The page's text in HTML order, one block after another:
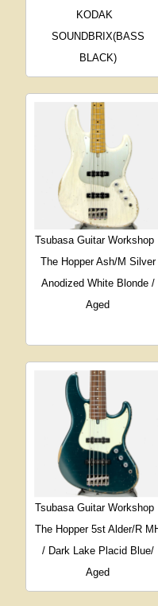
KODAK
SOUNDBRIX(BASS
BLACK)
Tsubasa Guitar Workshop
The Hopper Ash/M Silver
Anodized White Blonde /
Aged
Tsubasa Guitar Workshop
The Hopper 5st Alder/R
/ Dark Lake Placid Blue/
Aged